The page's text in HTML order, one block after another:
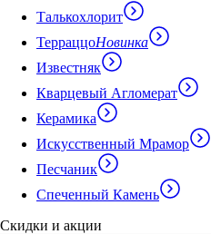
Талькохлорит
ТерраццоНовинка
Известняк
Кварцевый Агломерат
Керамика
Искусственный Мрамор
Песчаник
Спеченный Камень
Скидки и акции